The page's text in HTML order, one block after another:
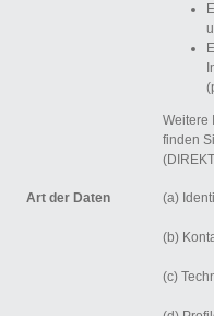
Weitere
finden
Art der Daten (a)
(b)
(c)